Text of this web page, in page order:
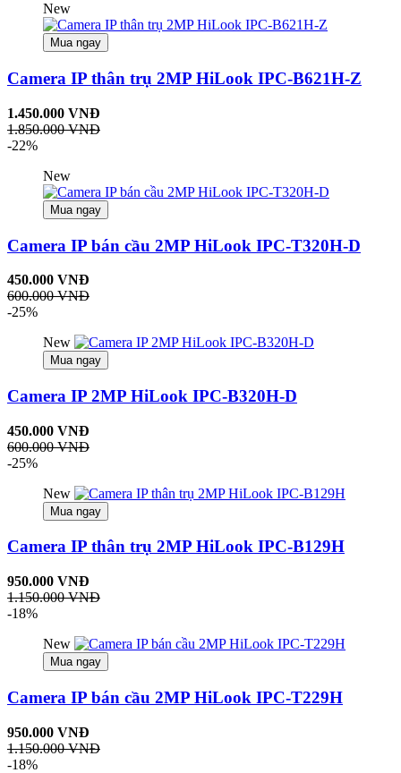
New
Mua ngay
Camera IP thân trụ 2MP HiLook IPC-B621H-Z
1.450.000 VNĐ
1.850.000 VNĐ
-22%
New
Mua ngay
Camera IP bán cầu 2MP HiLook IPC-T320H-D
450.000 VNĐ
600.000 VNĐ
-25%
New
Mua ngay
Camera IP 2MP HiLook IPC-B320H-D
450.000 VNĐ
600.000 VNĐ
-25%
New
Mua ngay
Camera IP thân trụ 2MP HiLook IPC-B129H
950.000 VNĐ
1.150.000 VNĐ
-18%
New
Mua ngay
Camera IP bán cầu 2MP HiLook IPC-T229H
950.000 VNĐ
1.150.000 VNĐ
-18%